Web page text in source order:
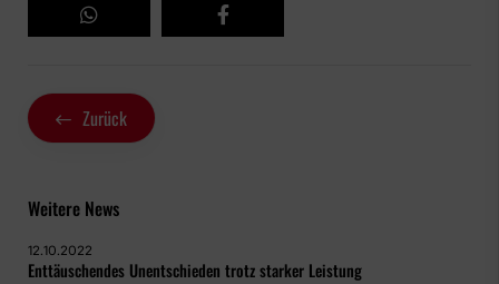
Zurück
Weitere News
12.10.2022
Enttäuschendes Unentschieden trotz starker Leistung